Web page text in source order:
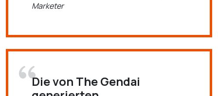
Marketer
Die von The Gendai